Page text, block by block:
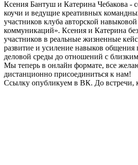
Ксения Бантуш и Катерина Чебакова -
коучи и ведущие креативных
участников клуба авторской
коммуникаций». Ксения и Катерина
участников в реальные жизненные
развитие и усиление навыков общения
деловой среды до отношений с
Мы теперь в онлайн формате, все
дистанционно присоединиться к нам!
Ссылку опубликуем в ВК. До встречи,